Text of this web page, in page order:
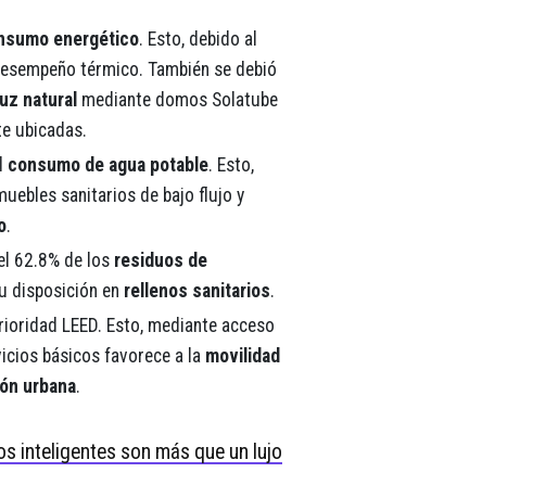
energético. Esto, debido al
térmico. También se debió
natural mediante domos Solatube
ubicadas.
consumo de agua potable. Esto,
sanitarios de bajo flujo y
.
62.8% de los residuos de
disposición en rellenos sanitarios.
LEED. Esto, mediante acceso
básicos favorece a la movilidad
urbana.
inteligentes son más que un lujo